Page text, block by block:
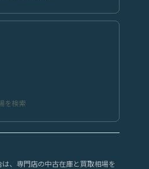
を検索
、専門店の中古在庫と買取相場を